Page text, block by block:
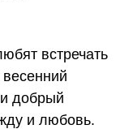
встречать
добрый
и любовь.